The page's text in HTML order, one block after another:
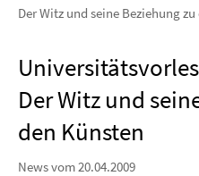
Der Witz und seine Beziehung
Der Witz und
den Künsten
News vom 20.04.2009